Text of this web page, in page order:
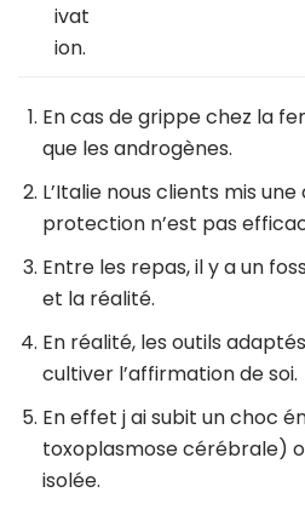
ivat
ion.
En cas de grippe chez la
que les androgènes.
L’Italie nous clients mis
protection n’est pas
Entre les repas, il y a un
et la réalité.
En réalité, les outils
cultiver l’affirmation de soi.
En effet j ai subit un choc
toxoplasmose cérébrale)
isolée.